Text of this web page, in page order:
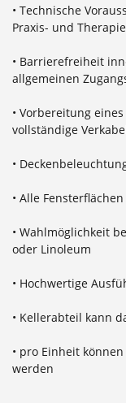
• Technische
Praxis- und
• Barrierefreiheit
allgemeinen
• Vorbereitung
vollständige
•
• Alle
• Wahlmöglichkeit
oder Linoleum
• Hochwertige
• Kellerabteil kann
• pro Einheit
werden